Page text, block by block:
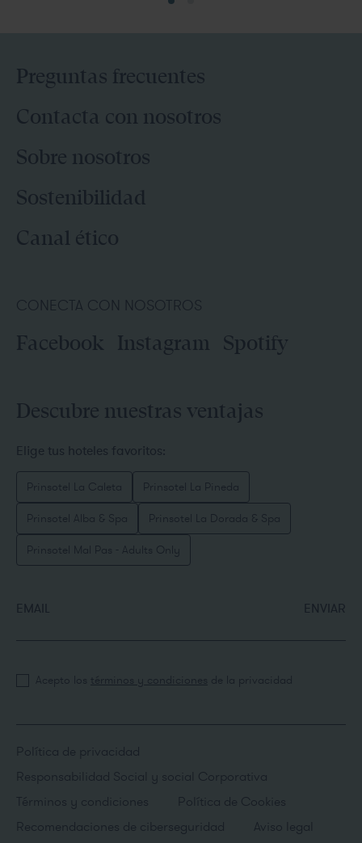
Preguntas frecuentes
Contacta con nosotros
Sobre nosotros
Sostenibilidad
Canal ético
CONECTA CON NOSOTROS
Facebook Instagram Spotify
Descubre nuestras ventajas
Elige tus hoteles favoritos:
Prinsotel La Caleta Prinsotel La Pineda
Prinsotel Alba & Spa Prinsotel La Dorada & Spa
Prinsotel Mal Pas - Adults Only
EMAIL ENVIAR
Acepto los términos y condiciones de la privacidad
Política de privacidad
Responsabilidad Social y social Corporativa
Términos y condiciones
Política de Cookies
Recomendaciones de ciberseguridad
Aviso legal